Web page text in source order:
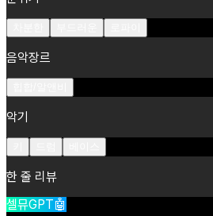
음악장르
악기
한 줄 리뷰
셀뮤GPT🤖